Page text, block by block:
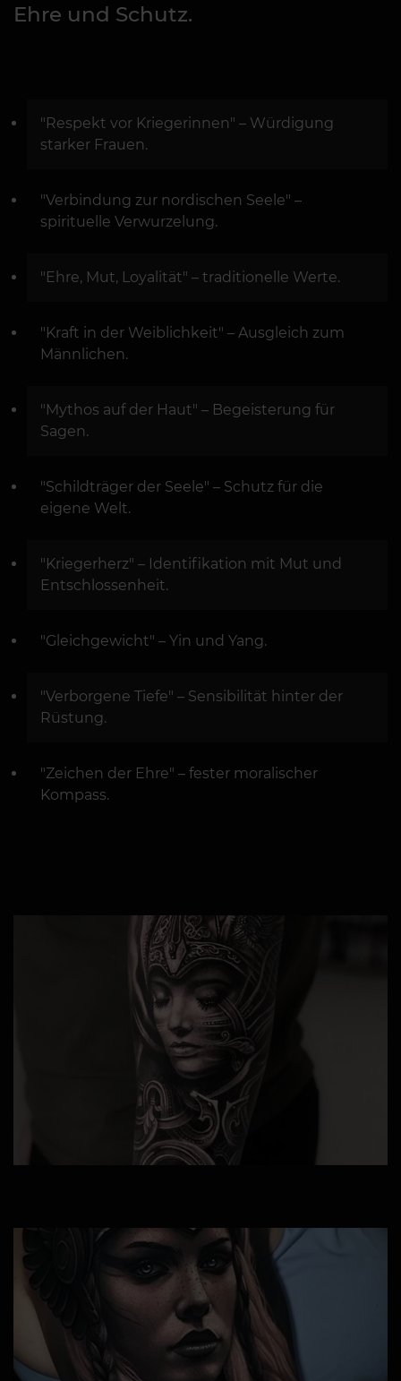
Ehre und Schutz.
"Respekt vor Kriegerinnen" – Würdigung
starker Frauen.
"Verbindung zur nordischen Seele" –
spirituelle Verwurzelung.
"Ehre, Mut, Loyalität" – traditionelle Werte.
"Kraft in der Weiblichkeit" – Ausgleich zum
Männlichen.
"Mythos auf der Haut" – Begeisterung für
Sagen.
"Schildträger der Seele" – Schutz für die
eigene Welt.
"Kriegerherz" – Identifikation mit Mut und
Entschlossenheit.
"Gleichgewicht" – Yin und Yang.
"Verborgene Tiefe" – Sensibilität hinter der
Rüstung.
"Zeichen der Ehre" – fester moralischer
Kompass.